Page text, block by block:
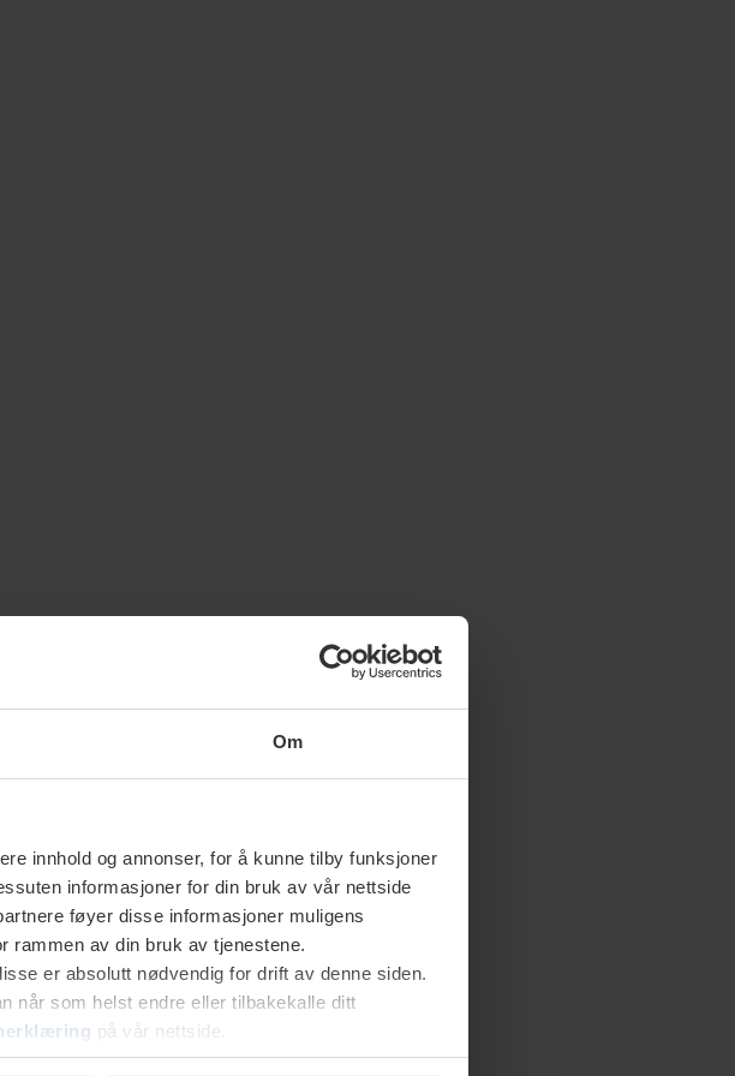
Om
innhold og annonser, for å kunne tilby funksjoner
informasjoner for din bruk av vår nettside
føyer disse informasjoner muligens
rammen av din bruk av tjenestene.
er absolutt nødvendig for drift av denne siden.
når som helst endre eller tilbakekalle ditt
på vår nettside.